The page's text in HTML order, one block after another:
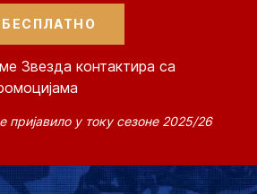
Звезда контактира са
пријавило у току сезоне 2025/26